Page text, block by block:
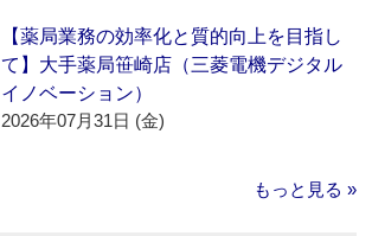
【薬局業務の効率化と質的向上を目指し
て】大手薬局笹崎店（三菱電機デジタル
イノベーション）
2026年07月31日 (金)
もっと見る »